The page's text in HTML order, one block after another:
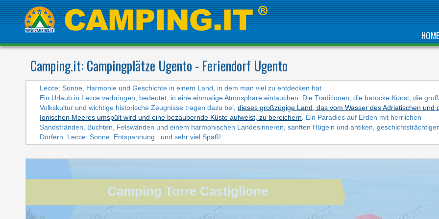
HOME
Camping.it: Campingplätze Ugento - Feriendorf Ugento
Lecce: Sonne, Harmonie und Geschichte in einem Land, in dem man viel zu entdecken hat
Ein Urlaub in Lecce verbringen, bedeutet, in eine einmalige Atmosphäre eintauchen. Die Traditionen, die barocke Kunst, die
Volkskultur und wichtige historische Zeugnisse tragen dazu bei,dieses großzügige Land, das vom Wasser des Adriatischen und
Ionischen Meeres umspült wird und eine bezaubernde Küste aufweist, zu bereichern . Ein Paradies auf Erden mit herrlichen
Sandstränden, Buchten, Felswänden und einem harmonischen Landesinneren, sanften Hügeln und antiken,
Dörfern. Lecce: Sonne, Entspannung.. und sehr viel Spaß!
Camping Torre Castiglione
VON TORRE
CASTIGLIONE